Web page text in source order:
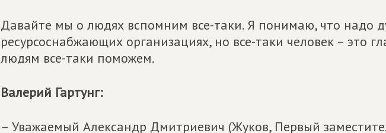
Давайте мы о людях вспомним все-таки. Я понимаю, что надо
ресурсоснабжающих организациях, но все-таки человек – это
людям все-таки поможем.
Валерий Гартунг:
– Уважаемый Александр Дмитриевич (Жуков, Первый